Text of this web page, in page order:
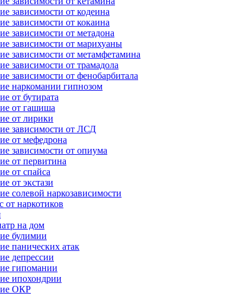
зависимости от кодеина
зависимости от кокаина
зависимости от метадона
зависимости от марихуаны
зависимости от метамфетамина
зависимости от трамадола
зависимости от фенобарбитала
наркомании гипнозом
от бутирата
от гашиша
от лирики
зависимости от ЛСД
от мефедрона
зависимости от опиума
от первитина
от спайса
от экстази
солевой наркозависимости
от наркотиков
на дом
булимии
панических атак
депрессии
гипомании
ипохондрии
ОКР